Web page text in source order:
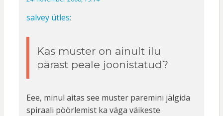
salvey ütles:
Kas muster on ainult ilu
pärast peale joonistatud?
Eee, minul aitas see muster paremini jälgida
spiraali pöörlemist ka väga väikeste